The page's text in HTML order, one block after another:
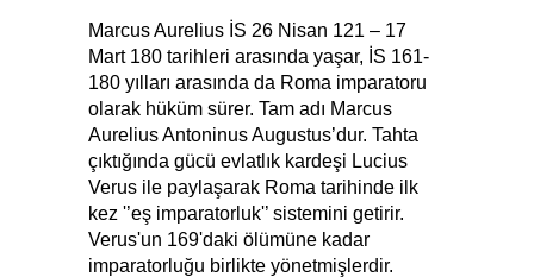
Marcus Aurelius İS 26 Nisan 121 – 17
Mart 180 tarihleri arasında yaşar, İS 161-
180 yılları arasında da Roma imparatoru
olarak hüküm sürer. Tam adı Marcus
Aurelius Antoninus Augustus’dur. Tahta
çıktığında gücü evlatlık kardeşi Lucius
Verus ile paylaşarak Roma tarihinde ilk
kez '’eş imparatorluk'’ sistemini getirir.
Verus'un 169'daki ölümüne kadar
imparatorluğu birlikte yönetmişlerdir.